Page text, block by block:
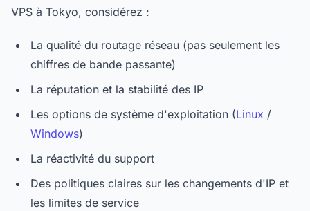
VPS à Tokyo, considérez :
La qualité du routage réseau (pas seulement les
chiffres de bande passante)
La réputation et la stabilité des IP
Les options de système d'exploitation (Linux /
Windows)
La réactivité du support
Des politiques claires sur les changements d'IP et
les limites de service